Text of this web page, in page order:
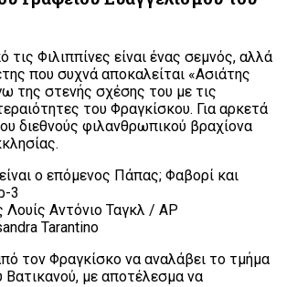
τις Φιλιππίνες είναι ένας σεμνός, αλλά
που συχνά αποκαλείται «Ασιάτης
της στενής σχέσης του με τις
του Φραγκίσκου. Για αρκετά
διεθνούς φιλανθρωπικού βραχίονα
Λουίς Αντόνιο Ταγκλ / AP
Tarantino
τον Φραγκίσκο να αναλάβει το τμήμα
Βατικανού, με αποτέλεσμα να